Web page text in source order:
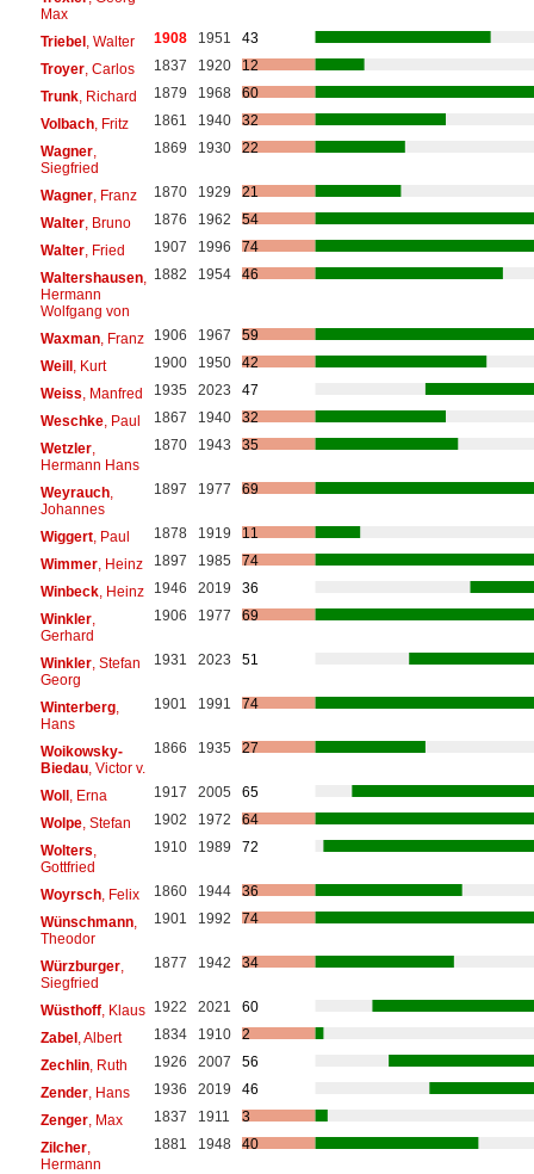
Max
Triebel, Walter 1908 1951
43
Troyer, Carlos 1837 1920
12
Trunk, Richard 1879 1968
60
Volbach, Fritz 1861 1940
32
Wagner,
Siegfried
1869 1930 22
Wagner, Franz 1870 1929
21
Walter, Bruno 1876 1962
54
Walter, Fried 1907 1996
74
Waltershausen,
Hermann
Wolfgang von
1882 1954 46
Waxman, Franz 1906 1967
59
Weill, Kurt 1900 1950
42
Weiss , Manfred 1935 2023
47
Weschke, Paul 1867 1940
32
Wetzler,
Hermann Hans
1870 1943 35
Weyrauch,
Johannes
1897 1977 69
Wiggert, Paul 1878 1919
11
Wimmer, Heinz 1897 1985
74
Winbeck, Heinz 1946 2019
36
Winkler,
Gerhard
1906 1977 69
Winkler, Stefan
Georg
1931 2023 51
Winterberg,
Hans
1901 1991 74
Woikowsky-
Biedau, Victor v.
1866 1935 27
Woll, Erna 1917 2005
65
Wolpe, Stefan 1902 1972
64
Wolters
Gottfried
1910 1989 72
Woyrsch, Felix 1860 1944
36
Wünschmann,
Theodor
1901 1992 74
Würzburger,
Siegfried
1877 1942 34
Wüsthoff, Klaus 1922 2021
60
Zabel, Albert 1834 1910
2
Zechlin, Ruth 1926 2007
56
Zender, Hans 1936 2019
46
Zenger, Max 1837 1911
3
Zilcher,
Hermann
1881 1948 40